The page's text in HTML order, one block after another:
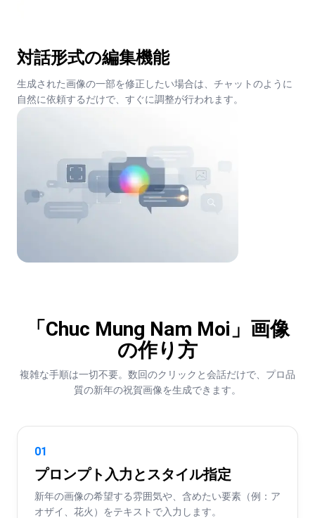
対話形式の編集機能
生成された画像の一部を修正したい場合は、チャットのように
自然に依頼するだけで、すぐに調整が行われます。
「Chuc Mung Nam Moi」画像
の作り方
複雑な手順は一切不要。数回のクリックと会話だけで、プロ品
質の新年の祝賀画像を生成できます。
01
プロンプト入力とスタイル指定
新年の画像の希望する雰囲気や、含めたい要素（例：ア
オザイ、花火）をテキストで入力します。